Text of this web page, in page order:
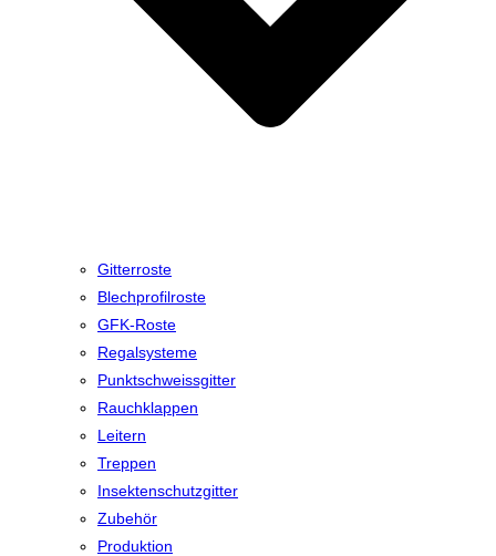
Gitterroste
Blechprofilroste
GFK-Roste
Regalsysteme
Punktschweissgitter
Rauchklappen
Leitern
Treppen
Insektenschutzgitter
Zubehör
Produktion